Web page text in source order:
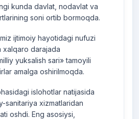
kunda davlat, nodavlat va
soni ortib bormoqda.
ijtimoiy hayotidagi nufuzi
xalqaro darajada
yuksalish sari» tamoyili
amalga oshirilmoqda.
islohotlar natijasida
sanitariya xizmatlaridan
oshdi. Eng asosiysi,